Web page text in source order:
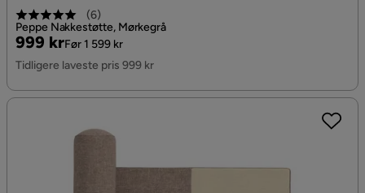
(6)
Peppe Nakkestøtte, Mørkegrå
Pris
999 kr
Original
Pris
Før 1 599 kr
Tidligere laveste pris 999 kr